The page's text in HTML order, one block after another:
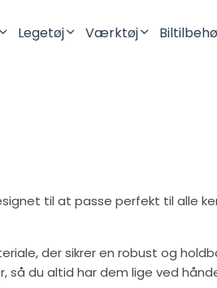
Legetøj Værktøj
til at passe perfekt til alle
der sikrer en robust og
så du altid har dem lige ved